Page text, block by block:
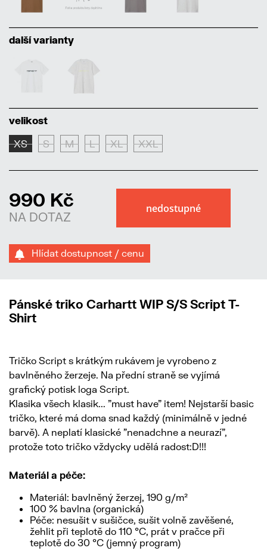
další varianty
velikost
XS S M L XL XXL
990 Kč
NA DOTAZ
Hlídat dostupnost / cenu
Pánské triko Carhartt WIP S/S Script T-
Shirt
Tričko Script s krátkým rukávem je vyrobeno z
bavlněného žerzeje. Na přední straně se vyjímá
grafický potisk loga Script.
Klasika všech klasik... "must have" item! Nejstarší basic
tričko, které má doma snad každý (minimálně v jedné
barvě). A neplatí klasické "nenadchne a neurazí",
protože toto tričko vždycky udělá radost:D!!!
Materiál a péče:
Materiál: bavlněný žerzej, 190 g/m²
100 % bavlna (organická)
Péče: nesušit v sušičce, sušit volně zavěšené,
žehlit při teplotě do 110 °C, prát v pračce při
teplotě do 30 °C (jemný program)